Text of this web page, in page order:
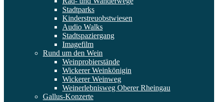
Stadtparks
Kinderstreuobstwiesen
Audio Walks
Stadtspaziergang
Imagefilm
Rund um den Wein
Weinprobierstände
Wickerer Weinkönigin
Wickerer Weinweg
Weinerlebnisweg Oberer Rheingau
Gallus-Konzerte